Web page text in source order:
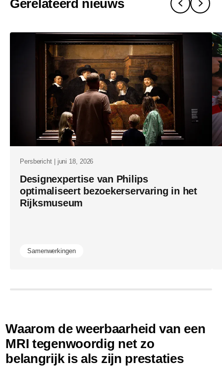
philips-
in-
medtech-
sector.html
Gerelateerd nieuws
Persbericht | juni 18, 2026
Designexpertise van Philips
optimaliseert bezoekerservaring in het
Rijksmuseum
Samenwerkingen
Waarom de weerbaarheid van een
MRI tegenwoordig net zo
belangrijk is als zijn prestaties